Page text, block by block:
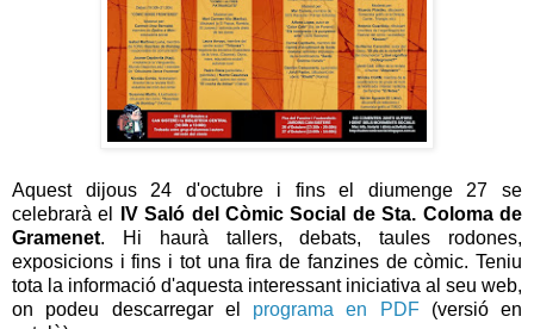
Aquest dijous 24 d'octubre i fins el diumenge 27 se
celebrarà el
IV Saló del Còmic Social de Sta. Coloma de
Gramenet. Hi haurà tallers, debats, taules rodones,
exposicions i fins i tot una fira de fanzines de còmic. Teniu
tota la informació d'aquesta interessant iniciativa al seu web,
on podeu descarregar el programa en PDF (versió en